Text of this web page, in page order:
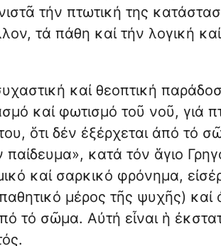
τήν πτωτική της
τά πάθη καί τήν λογική
καί θεοπτική
καί φωτισμό τοῦ νοῦ, γιά
ὅτι δέν ἐξέρχεται ἀπό τό
κατά τόν ἅγιο
καί σαρκικό φρόνημα,
μέρος τῆς ψυχῆς) καί
τό σῶμα. Αὐτή εἶναι ἡ